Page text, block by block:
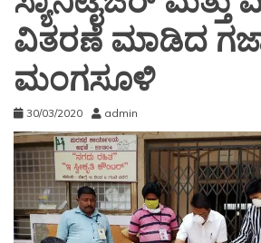
ವಿತರಣೆ ಮಾಡಿದ
ಮಂಗಸೂಳಿ
30/03/2020 admin